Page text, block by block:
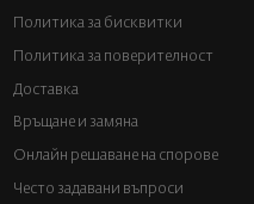
Политика за бисквитки
Политика за поверителност
Доставка
Връщане и замяна
Онлайн решаване на спорове
Често задавани въпроси